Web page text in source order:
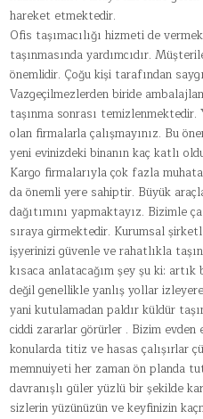
hareket etmektedir.
Ofis taşımacılığı hizmeti de
taşınmasında yardımcıdır.
önemlidir. Çoğu kişi tarafından
Vazgeçilmezlerden biride
taşınma sonrası
olan firmalarla çalışmayınız. Bu
yeni evinizdeki binanın kaç katlı
Kargo firmalarıyla çok fazla
da önemli yere sahiptir. Büyük
dağıtımını yapmaktayız. Bizimle
sıraya girmektedir. Kurumsal
işyerinizi güvenle ve rahatlıkla
kısaca anlatacağım şey şu ki:
değil genellikle yanlış yollar
yani kutulamadan paldır küldür
ciddi zararlar görürler . Bizim
konularda titiz ve hasas çalışırlar
memnuiyeti her zaman ön planda
davranışlı güler yüzlü bir şekilde
sizlerin yüzünüzün ve keyfinizin